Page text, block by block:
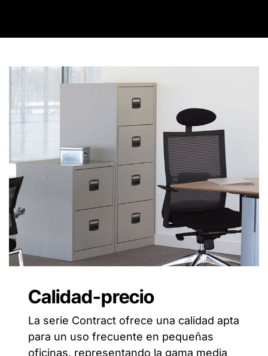
Calidad-precio
La serie Contract ofrece una calidad apta
para un uso frecuente en pequeñas
oficinas, representando la gama media